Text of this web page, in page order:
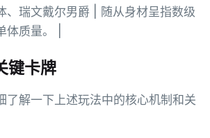
、瑞文戴尔男爵 | 随从身材呈指数级
体质量。 |
键卡牌
了解一下上述玩法中的核心机制和关